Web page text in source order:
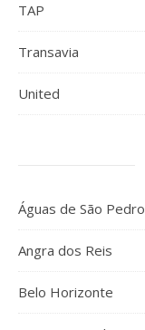
TAP
Transavia
United
Águas de São Pedro
Angra dos Reis
Belo Horizonte